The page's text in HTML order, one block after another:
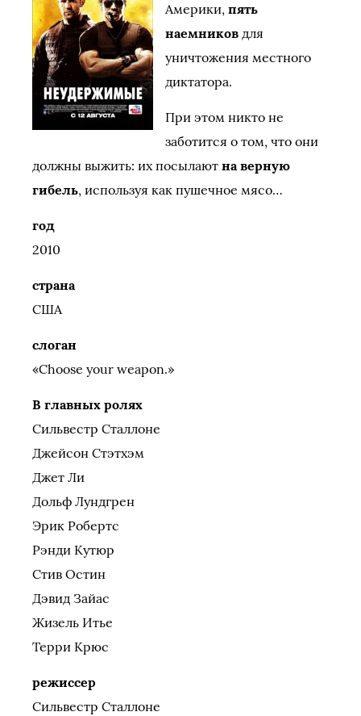
Америки, пять
наемников для
уничтожения местного
диктатора.
При этом никто не
заботится о том, что они
должны выжить: их посылают на верную
гибель, используя как пушечное мясо…
год
2010
страна
США
слоган
«Choose your weapon.»
В главных ролях
Сильвестр Сталлоне
Джейсон Стэтхэм
Джет Ли
Дольф Лундгрен
Эрик Робертс
Рэнди Кутюр
Стив Остин
Дэвид Зайас
Жизель Итье
Терри Крюс
режиссер
Сильвестр Сталлоне